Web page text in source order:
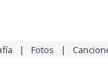
Fotos